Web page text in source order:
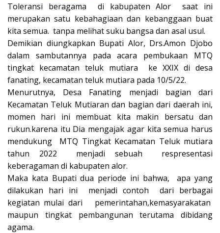
Toleransi beragama di kabupaten Alor saat ini
merupakan satu kebahagiaan dan kebanggaan buat
kita semua. tanpa melihat suku bangsa dan asal usul.
Demikian diungkapkan Bupati Alor, Drs.Amon Djobo
dalam sambutannya pada acara pembukaan MTQ
tingkat kecamatan teluk mutiara ke XXIX di desa
fanating, kecamatan teluk mutiara pada 10/5/22.
Menurutnya, Desa Fanating menjadi bagian dari
Kecamatan Teluk Mutiaran dan bagian dari daerah ini,
momen hari ini membuat kita makin bersatu dan
rukun.karena itu Dia mengajak agar kita semua harus
mendukung MTQ Tingkat Kecamatan Teluk mutiara
tahun 2022 menjadi sebuah respresentasi
keberagaman di kabupaten alor.
Maka kata Bupati dua periode ini bahwa, apa yang
dilakukan hari ini menjadi contoh dari berbagai
kegiatan mulai dari pemerintahan,kemasyarakatan
maupun tingkat pembangunan terutama dibidang
agama.